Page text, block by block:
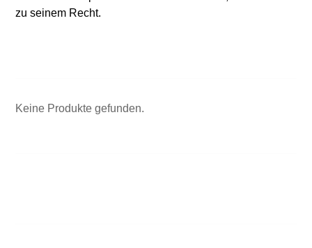
zu seinem Recht.
Keine Produkte gefunden.